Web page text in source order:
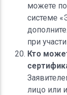
можете
системе
при
Кто
лицо или